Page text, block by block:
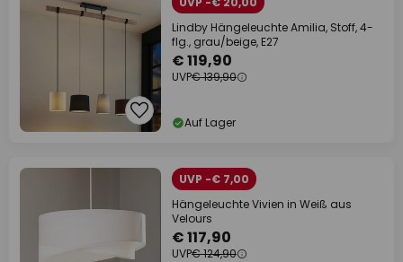
Lindby Hängeleuchte Amilia, Stoff, 4-
flg., grau/beige, E27
€ 119,90
UVP€ 139,90
Auf Lager
UVP -€ 7,00
Hängeleuchte Vivien in Weiß aus
Velours
€ 117,90
UVP€ 124,90